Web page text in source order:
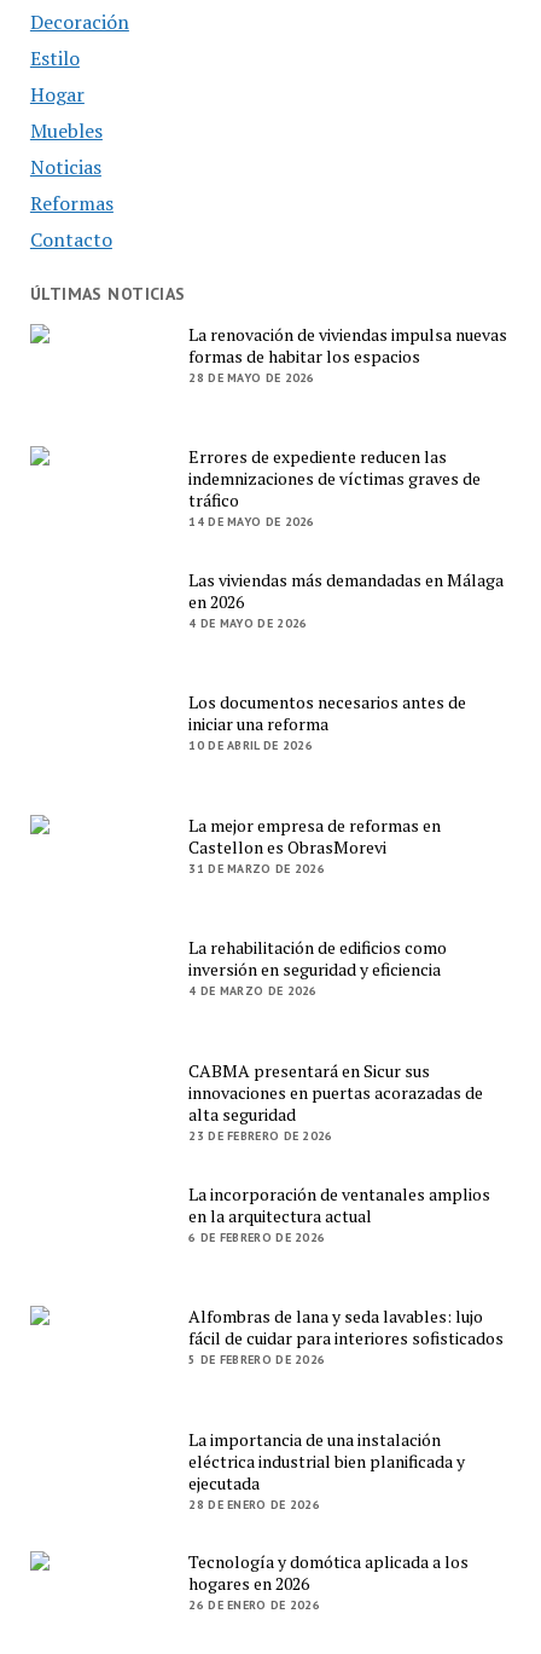
Decoración
Estilo
Hogar
Muebles
Noticias
Reformas
Contacto
ÚLTIMAS NOTICIAS
La renovación de viviendas impulsa nuevas
formas de habitar los espacios
28 DE MAYO DE 2026
Errores de expediente reducen las
indemnizaciones de víctimas graves de
tráfico
14 DE MAYO DE 2026
Las viviendas más demandadas en Málaga
en 2026
4 DE MAYO DE 2026
Los documentos necesarios antes de
iniciar una reforma
10 DE ABRIL DE 2026
La mejor empresa de reformas en
Castellon es ObrasMorevi
31 DE MARZO DE 2026
La rehabilitación de edificios como
inversión en seguridad y eficiencia
4 DE MARZO DE 2026
CABMA presentará en Sicur sus
innovaciones en puertas acorazadas de
alta seguridad
23 DE FEBRERO DE 2026
La incorporación de ventanales amplios
en la arquitectura actual
6 DE FEBRERO DE 2026
Alfombras de lana y seda lavables: lujo
fácil de cuidar para interiores sofisticados
5 DE FEBRERO DE 2026
La importancia de una instalación
eléctrica industrial bien planificada y
ejecutada
28 DE ENERO DE 2026
Tecnología y domótica aplicada a los
hogares en 2026
26 DE ENERO DE 2026